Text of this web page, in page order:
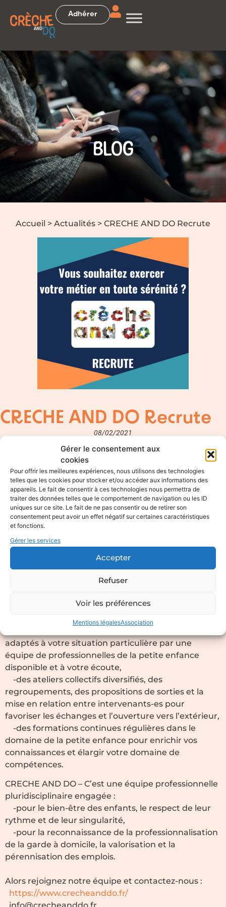
Gérer le consentement aux
cookies
Pour offrir les meilleures expériences, nous utilisons des technologies
telles que les cookies pour stocker et/ou accéder aux informations des
appareils. Le fait de consentir à ces technologies nous permettra de
traiter des données telles que le comportement de navigation ou les ID
uniques sur ce site. Le fait de ne pas consentir ou de retirer son
consentement peut avoir un effet négatif sur certaines caractéristiques
et fonctions.
Gérer les services
Accepter
Refuser
Voir les préférences
Mentions légalesAssociation
Adhérer
BLOG
Accueil > Actualités > CRECHE AND DO Recrute
CRECHE AND DO Recrute
08/02/2021
Vous souhaitez exercer votre métier en toute
Vous avez un diplôme dans la petite enfance et de
l’expérience professionnelle régulière de garde de
bébés (0-3 ans) et/ou d’enfants en situation de
vulnérabilité.
Notre association vous propose :
des journées complètes ; contrats à temps plein ou
à temps partiel selon vos besoins,
-la sécurisation de votre emploi par la gestion des
aspects administratifs (élaboration des contrats de
et l’information sur vos droits,
-un accompagnement dans votre activité, un
adaptés à votre situation particulière par une
équipe de professionnelles de la petite enfance
disponible et à votre écoute,
-des ateliers collectifs diversifiés, des
regroupements, des propositions de sorties et la
mise en relation entre intervenants-es pour
favoriser les échanges et l’ouverture vers l’extérieur,
-des formations continues régulières dans le
domaine de la petite enfance pour enrichir vos
connaissances et élargir votre domaine de
compétences.
CRECHE AND DO – C’est une équipe professionnelle
pluridisciplinaire engagée :
-pour le bien-être des enfants, le respect de leur
rythme et de leur singularité,
-pour la reconnaissance de la professionnalisation
de la garde à domicile, la valorisation et la
pérennisation des emplois.
Alors rejoignez notre équipe et contactez-nous :
https://www.crecheanddo.fr/